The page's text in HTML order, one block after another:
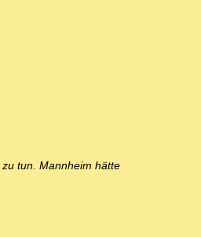
tun. Mannheim hätte